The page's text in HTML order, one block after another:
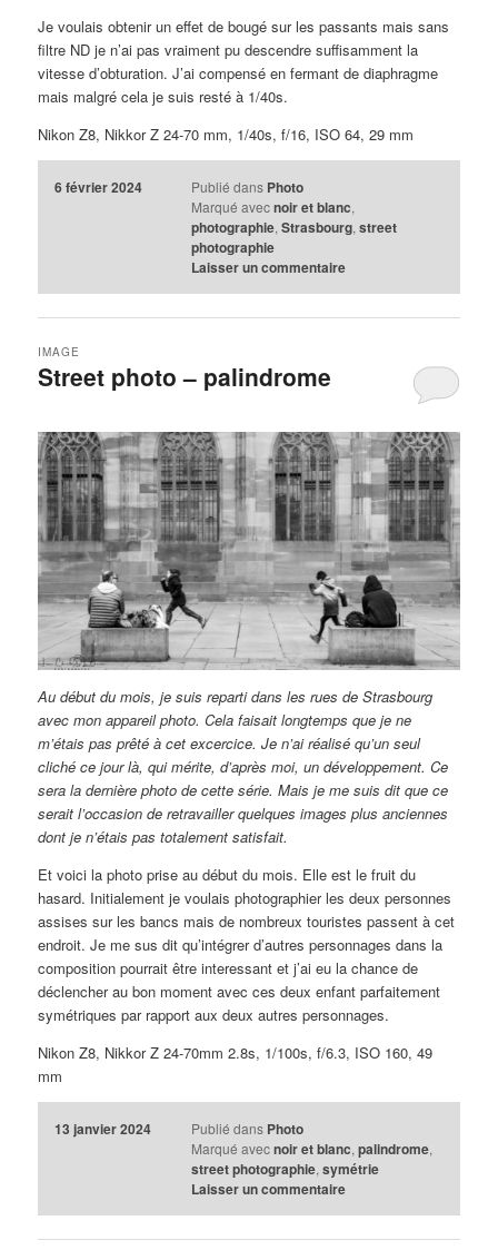
Je voulais obtenir un effet de bougé sur les passants mais sans
filtre ND je n’ai pas vraiment pu descendre suffisamment la
vitesse d’obturation. J’ai compensé en fermant de diaphragme
mais malgré cela je suis resté à 1/40s.
Nikon Z8, Nikkor Z 24-70 mm, 1/40s, f/16, ISO 64, 29 mm
6 février 2024 Publié dans Photo
Marqué avec noir et blanc,
photographie, Strasbourg, street
photographie
Laisser un commentaire
Street photo – palindrome
IMAGE
Au début du mois, je suis reparti dans les rues de Strasbourg
avec mon appareil photo. Cela faisait longtemps que je ne
m’étais pas prêté à cet excercice. Je n’ai réalisé qu’un seul
cliché ce jour là, qui mérite, d’après moi, un développement. Ce
sera la dernière photo de cette série. Mais je me suis dit que ce
serait l’occasion de retravailler quelques images plus anciennes
dont je n’étais pas totalement satisfait.
Et voici la photo prise au début du mois. Elle est le fruit du
hasard. Initialement je voulais photographier les deux personnes
assises sur les bancs mais de nombreux touristes passent à cet
endroit. Je me sus dit qu’intégrer d’autres personnages dans la
composition pourrait être interessant et j’ai eu la chance de
déclencher au bon moment avec ces deux enfant parfaitement
symétriques par rapport aux deux autres personnages.
Nikon Z8, Nikkor Z 24-70mm 2.8s, 1/100s, f/6.3, ISO 160, 49
mm
13 janvier 2024 Publié dans Photo
Marqué avec noir et blanc, palindrome,
street photographie, symétrie
Laisser un commentaire